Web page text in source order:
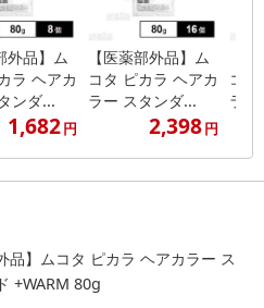
外品】ム
ラ ヘアカ
ンダ...
1,682円
【医薬部外品】ム
コタ ピカラ ヘアカ
ラー スタンダ...
2,398円
コ
ラ
品】ムコタ ピカラ ヘアカラー ス
+WARM 80g